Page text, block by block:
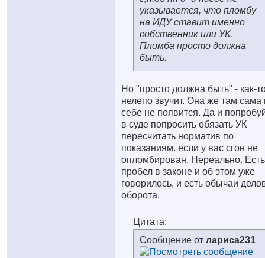
указывается, что пломбу
на ИДУ ставит именно
собственник или УК.
Пломба просто должна
быть.
Но "просто должна быть" - как-
нелепо звучит. Она же там сама
себе не появится. Да и
в суде попросить обязать УК
пересчитать норматив по
показаниям. если у вас сгон не
опломбирован. Нереально. Есть
пробел в законе и об этом уже
говорилось, и есть обычаи
оборота.
Цитата:
Сообщение от лариса231